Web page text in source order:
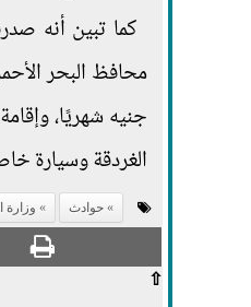
كما تبين أنه
محافظ البحر
جنيه شهريًا،
الغردقة وسيارة
حوادث وزارة
⇧